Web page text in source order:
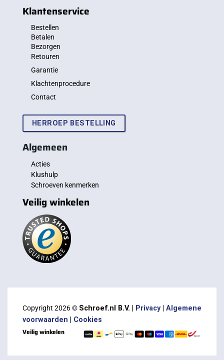
Klantenservice
Bestellen
Betalen
Bezorgen
Retouren
Garantie
Klachtenprocedure
Contact
HERROEP BESTELLING
Algemeen
Acties
Klushulp
Schroeven kenmerken
Veilig winkelen
Copyright 2026 © Schroef.nl B.V. | Privacy| Algemene
voorwaarden
Cookies
Veilig winkelen